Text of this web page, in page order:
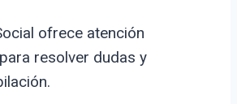
ofrece atención
resolver dudas y